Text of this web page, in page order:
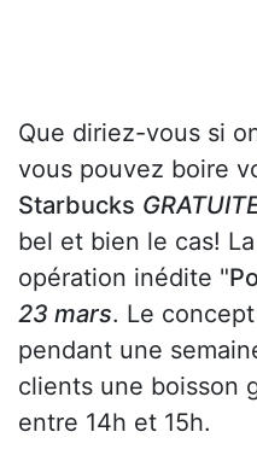
Que diriez-vous si
vous pouvez boire
Starbucks
bel et bien le cas!
opération inédite "
23 mars. Le
pendant une
clients une boisson
entre 14h et 15h.